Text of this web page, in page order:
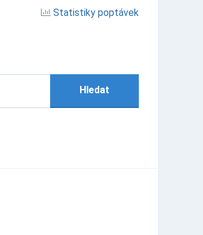
Statistiky poptávek
Hledat